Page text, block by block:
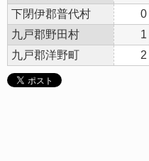
下閉伊郡普代村
0
九戸郡野田村
1
九戸郡洋野町
2